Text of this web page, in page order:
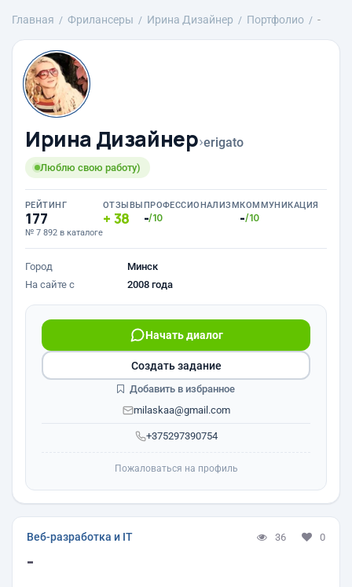
Главная Фрилансеры Ирина Дизайнер Портфолио -
Ирина Дизайнер›erigato
Люблю свою работу)
РЕЙТИНГ
177
№ 7 892 в каталоге
ОТЗЫВЫ
38
ПРОФЕССИОНАЛИЗМ
-/10
КОММУНИКАЦИЯ
-/10
Город
Минск
На сайте с
2008 года
+375297390754
Начать диалог
milaskaa@gmail.com
Создать задание
Добавить в избранное
Пожаловаться на профиль
Веб-разработка и IT 36 0
-